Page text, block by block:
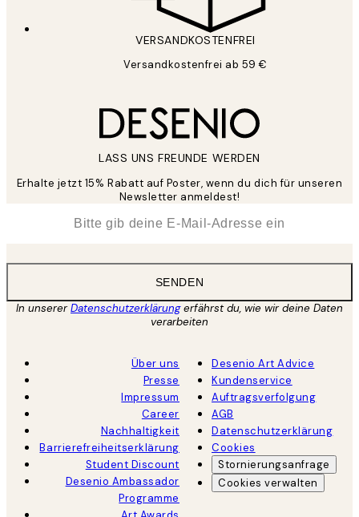
VERSANDKOSTENFREI
Versandkostenfrei ab 59 €
LASS UNS FREUNDE WERDEN
Erhalte jetzt 15% Rabatt auf Poster, wenn du dich für unseren
Newsletter anmeldest!
SENDEN
In unsererDatenschutzerklärungerfährst du, wie wir deine Daten
verarbeiten
Über uns
Presse
Impressum
Career
Nachhaltigkeit
Barrierefreiheitserklärung
Student Discount
Desenio Ambassador
Programme
Desenio Art Advice
Kundenservice
Auftragsverfolgung
AGB
Datenschutzerklärung
Cookies
Stornierungsanfrage
Cookies verwalten